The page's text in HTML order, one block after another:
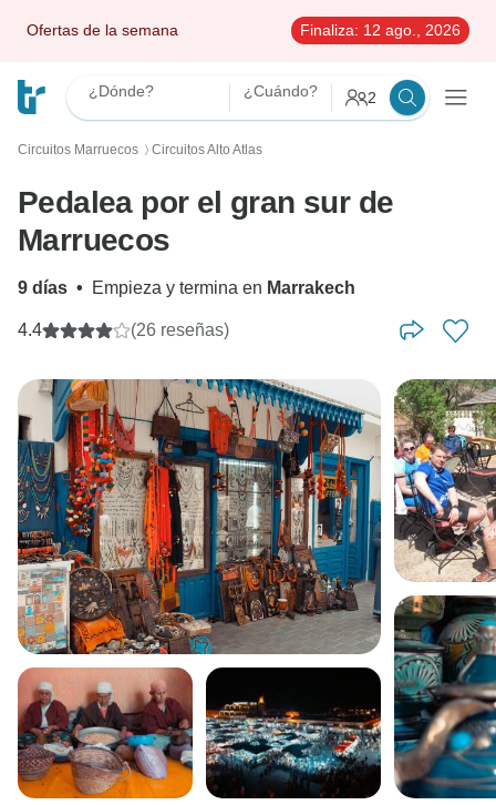
Ofertas de la semana Finaliza: 12 ago., 2026
¿Dónde? ¿Cuándo? 2
Circuitos Marruecos 〉 Circuitos Alto Atlas
Pedalea por el gran sur de
Marruecos
9 días • Empieza y termina en Marrakech
4.4 (26 reseñas)